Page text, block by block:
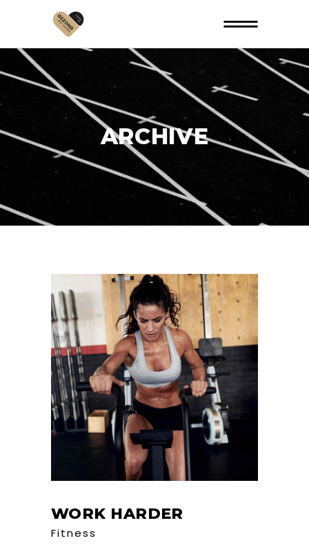
ARCHIVE
WORK HARDER
Fitness